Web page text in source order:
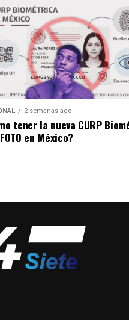
2 semanas ago
tener la nueva CURP
en México?